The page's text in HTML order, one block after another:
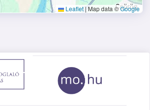
Leaflet | Map data ©Google